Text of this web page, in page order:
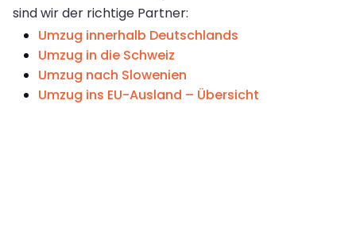
sind wir der richtige Partner:
Umzug innerhalb Deutschlands
Umzug in die Schweiz
Umzug nach Slowenien
Umzug ins EU-Ausland – Übersicht